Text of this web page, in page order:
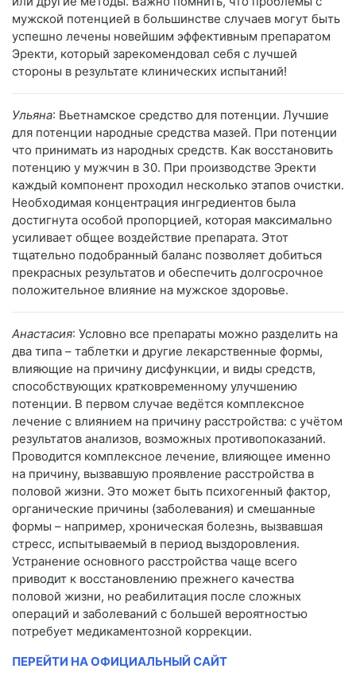
мужской потенцией в большинстве случаев могут быть
успешно лечены новейшим эффективным препаратом
Эректи, который зарекомендовал себя с лучшей
стороны в результате клинических испытаний!
Ульяна: Вьетнамское средство для потенции. Лучшие
для потенции народные средства мазей. При потенции
что принимать из народных средств. Как восстановить
потенцию у мужчин в 30. При производстве Эректи
каждый компонент проходил несколько этапов очистки.
Необходимая концентрация ингредиентов была
достигнута особой пропорцией, которая максимально
усиливает общее воздействие препарата. Этот
тщательно подобранный баланс позволяет добиться
прекрасных результатов и обеспечить долгосрочное
положительное влияние на мужское здоровье.
Анастасия: Условно все препараты можно разделить на
два типа – таблетки и другие лекарственные формы,
влияющие на причину дисфункции, и виды средств,
способствующих кратковременному улучшению
потенции. В первом случае ведётся комплексное
лечение с влиянием на причину расстройства: с учётом
результатов анализов, возможных противопоказаний.
Проводится комплексное лечение, влияющее именно
на причину, вызвавшую проявление расстройства в
половой жизни. Это может быть психогенный фактор,
органические причины (заболевания) и смешанные
формы – например, хроническая болезнь, вызвавшая
стресс, испытываемый в период выздоровления.
Устранение основного расстройства чаще всего
приводит к восстановлению прежнего качества
половой жизни, но реабилитация после сложных
операций и заболеваний с большей вероятностью
потребует медикаментозной коррекции.
ПЕРЕЙТИ НА ОФИЦИАЛЬНЫЙ САЙТ